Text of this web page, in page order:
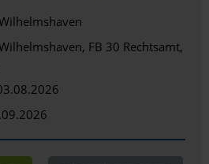
FB 30 Rechtsamt,